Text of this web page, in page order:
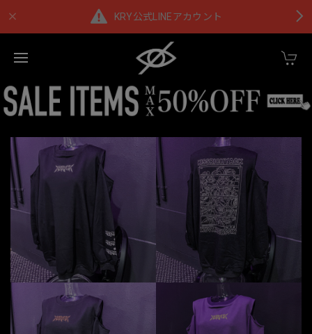
KRY公式LINEアカウント